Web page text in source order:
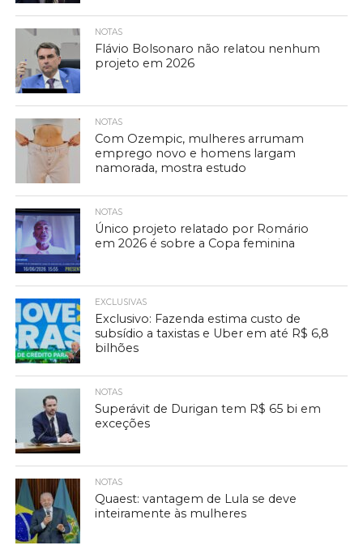
NOTAS
Flávio Bolsonaro não relatou nenhum
projeto em 2026
NOTAS
Com Ozempic, mulheres arrumam
emprego novo e homens largam
namorada, mostra estudo
NOTAS
Único projeto relatado por Romário
em 2026 é sobre a Copa feminina
EXCLUSIVAS
Exclusivo: Fazenda estima custo de
subsídio a taxistas e Uber em até R$ 6,8
bilhões
NOTAS
Superávit de Durigan tem R$ 65 bi em
exceções
NOTAS
Quaest: vantagem de Lula se deve
inteiramente às mulheres